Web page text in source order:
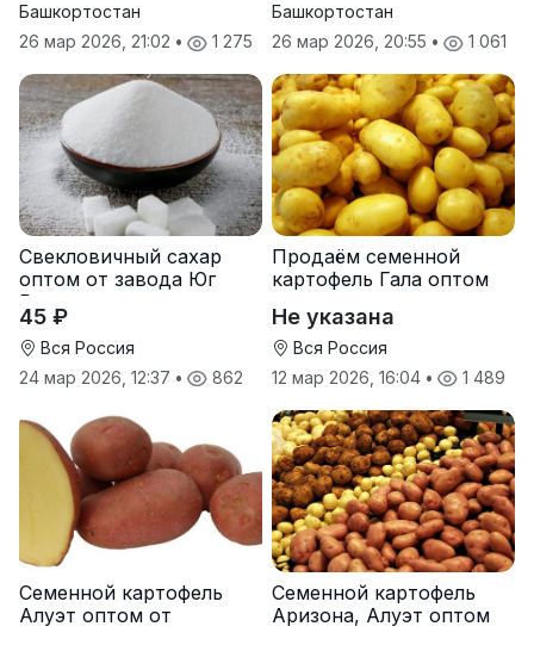
Башкортостан
26 мар 2026, 21:02 • 1 275
Башкортостан
26 мар 2026, 20:55 • 1 061
Свекловичный сахар
оптом от завода Юг
Руси
45 ₽
Вся Россия
24 мар 2026, 12:37 • 862
Продаём семенной
картофель Гала оптом
Не указана
Вся Россия
12 мар 2026, 16:04 • 1 489
Семенной картофель
Алуэт оптом от
Семенной картофель
Аризона, Алуэт оптом